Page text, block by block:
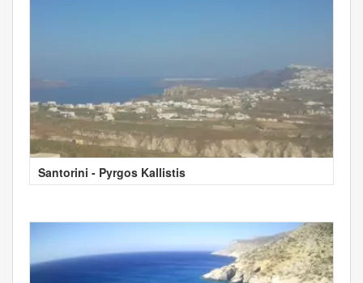
Santorini - Pyrgos Kallistis